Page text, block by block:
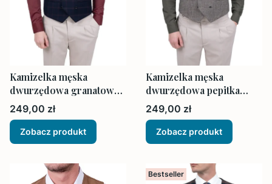
Kamizelka męska
dwurzędowa granatowa
w kratę elegancka
Cena
249,00 zł
Zobacz produkt
Kamizelka męska
dwurzędowa pepitka
brązowo beżowo
Cena
249,00 zł
Zobacz produkt
Bestseller